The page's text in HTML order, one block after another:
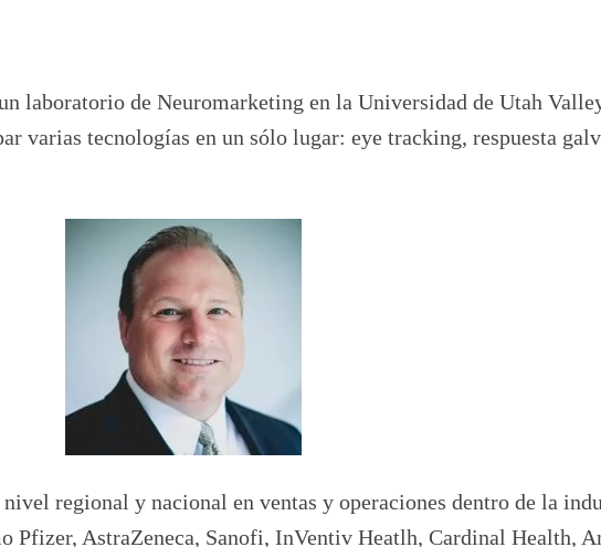
laboratorio de Neuromarketing en la Universidad de Utah
varias tecnologías en un sólo lugar: eye tracking, respuesta
regional y nacional en ventas y operaciones dentro de la
Pfizer, AstraZeneca, Sanofi, InVentiv Heatlh, Cardinal Health,